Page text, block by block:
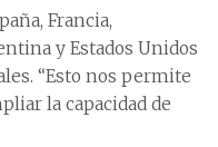
Francia,
y Estados Unidos
“Esto nos permite
la capacidad de